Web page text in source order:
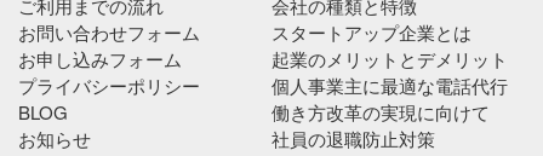
ご利用までの流れ
お問い合わせフォーム
お申し込みフォーム
プライバシーポリシー
BLOG
お知らせ
会社の種類と特徴
スタートアップ企業とは
起業のメリットとデメリット
個人事業主に最適な電話代行
働き方改革の実現に向けて
社員の退職防止対策